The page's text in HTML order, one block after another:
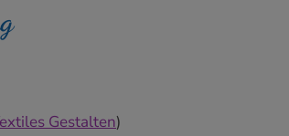
Gestalten)